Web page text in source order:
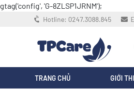
gtag('config', 'G-8ZLSP1JRNM');
Hotline: 0247.3088.845
TRANG CHỦ GIỚI